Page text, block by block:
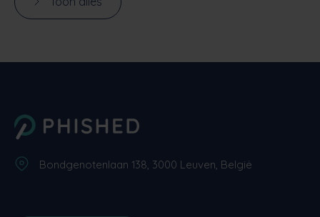
Bondgenotenlaan 138, 3000 Leuven, België